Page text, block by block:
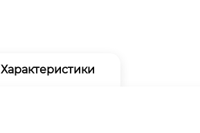
Характеристики